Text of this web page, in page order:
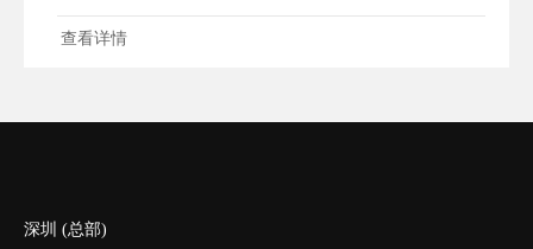
一...
查看详情
深圳 (总部)